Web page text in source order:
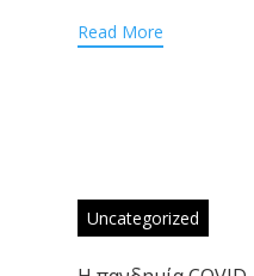
Read More
Uncategorized